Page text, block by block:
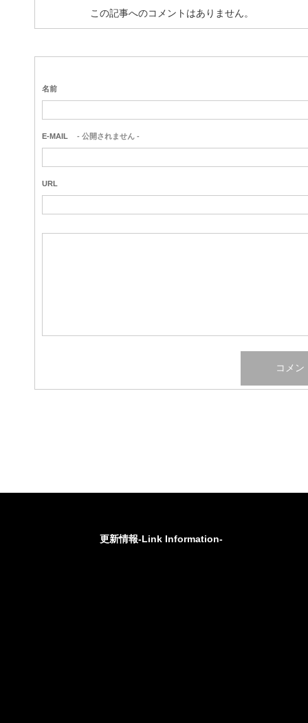
この記事へのコメントはありません。
名前
E-MAIL - 公開されません -
URL
更新情報-Link Information-